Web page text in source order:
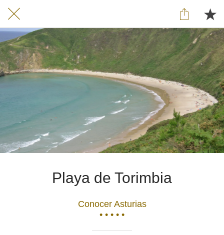
Playa de Torimbia
Conocer Asturias
• • • • •